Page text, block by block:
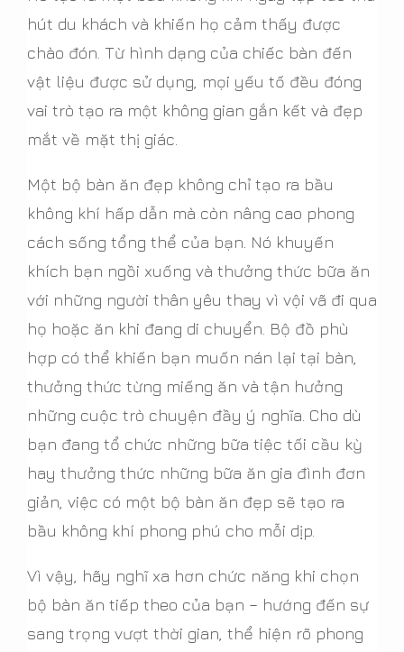
hút du khách và khiến họ cảm thấy được
chào đón. Từ hình dạng của chiếc bàn đến
vật liệu được sử dụng, mọi yếu tố đều đóng
vai trò tạo ra một không gian gắn kết và đẹp
mắt về mặt thị giác.
Một bộ bàn ăn đẹp không chỉ tạo ra bầu
không khí hấp dẫn mà còn nâng cao phong
cách sống tổng thể của bạn. Nó khuyến
khích bạn ngồi xuống và thưởng thức bữa ăn
với những người thân yêu thay vì vội vã đi qua
họ hoặc ăn khi đang di chuyển. Bộ đồ phù
hợp có thể khiến bạn muốn nán lại tại bàn,
thưởng thức từng miếng ăn và tận hưởng
những cuộc trò chuyện đầy ý nghĩa. Cho dù
bạn đang tổ chức những bữa tiệc tối cầu kỳ
hay thưởng thức những bữa ăn gia đình đơn
giản, việc có một bộ bàn ăn đẹp sẽ tạo ra
bầu không khí phong phú cho mỗi dịp.
Vì vậy, hãy nghĩ xa hơn chức năng khi chọn
bộ bàn ăn tiếp theo của bạn – hướng đến sự
sang trọng vượt thời gian, thể hiện rõ phong